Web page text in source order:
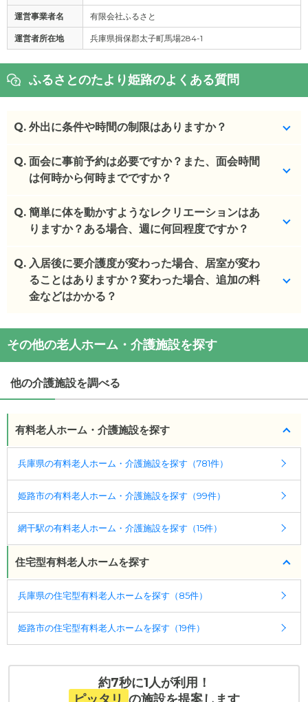
運営事業者名 有限会社ふるさと
運営者所在地 兵庫県揖保郡太子町馬場284-1
ふるさとのたより姫路のよくある質問
Q. 外出に条件や時間の制限はありますか？
外出・外泊は不可です。
Q. 面会に事前予約は必要ですか？また、面会時間
は何時から何時までですか？
午前10:00～、午後14:00～となります。週１回まで
です。
(回答者: 施設担当者,回答日: 2024/03/11)
Q. 簡単に体を動かすようなレクリエーションはあ
りますか？ある場合、週に何回程度ですか？
毎日体操があります。カラオケ・おやつ作り・貼り
絵などもあります。
Q. 入居後に要介護度が変わった場合、居室が変わ
ることはありますか？変わった場合、追加の料
金などはかかる？
基本的に移動はございません。
その他の老人ホーム・介護施設を探す
他の介護施設を調べる
有料老人ホーム・介護施設を探す
兵庫県の有料老人ホーム・介護施設を探す（781件）
姫路市の有料老人ホーム・介護施設を探す（99件）
網干駅の有料老人ホーム・介護施設を探す（15件）
住宅型有料老人ホームを探す
兵庫県の住宅型有料老人ホームを探す（85件）
姫路市の住宅型有料老人ホームを探す（19件）
約7秒に1人が利用！